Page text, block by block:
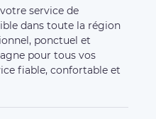
service de
dans toute la région
ponctuel et
pour tous vos
fiable, confortable et